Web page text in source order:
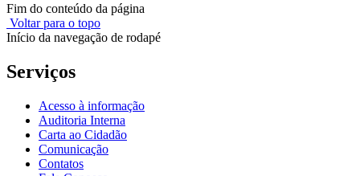
Fim do conteúdo da página
Voltar para o topo
Início da navegação de rodapé
Serviços
Acesso à informação
Auditoria Interna
Carta ao Cidadão
Comunicação
Contatos